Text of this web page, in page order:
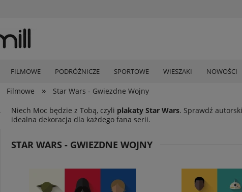
FILMOWE PODRÓŻNICZE SPORTOWE WIESZAKI NOWOŚCI
Filmowe » Star Wars - Gwiezdne Wojny
Niech Moc będzie z Tobą, czyli plakaty Star Wars. Sprawdź
idealna dekoracja dla każdego fana serii.
STAR WARS - GWIEZDNE WOJNY